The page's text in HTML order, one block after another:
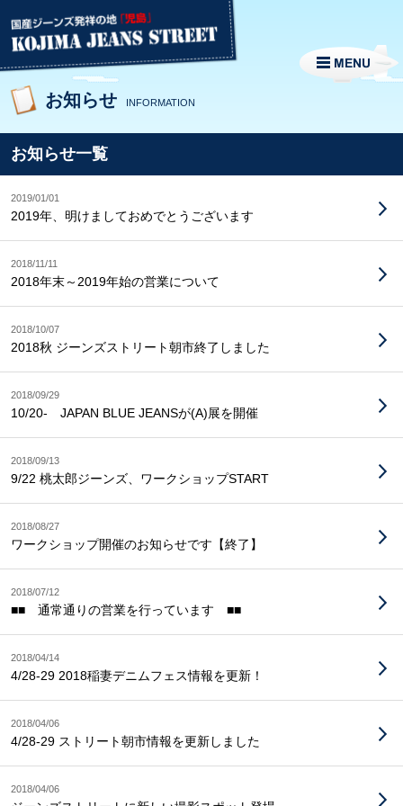
お知らせ INFORMATION
お知らせ一覧
2019/01/01
2019年、明けましておめでとうございます
2018/11/11
2018年末～2019年始の営業について
2018/10/07
2018秋 ジーンズストリート朝市終了しました
2018/09/29
10/20- JAPAN BLUE JEANSが(A)展を開催
2018/09/13
9/22 桃太郎ジーンズ、ワークショップSTART
2018/08/27
ワークショップ開催のお知らせです【終了】
2018/07/12
■■ 通常通りの営業を行っています ■■
2018/04/14
4/28-29 2018稲妻デニムフェス情報を更新！
2018/04/06
4/28-29 ストリート朝市情報を更新しました
2018/04/06